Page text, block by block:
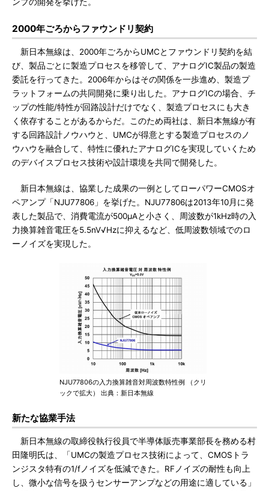
2000年ごろからファウンドリ契約
新日本無線は、2000年ごろからUMCとファウンドリ契約を結
び、製品ごとに製造プロセスを移管して、アナログIC製品の製造
委託を行ってきた。2006年からはその関係を一歩進め、製造プ
ラットフォームの共同開発に乗り出した。アナログICの場合、チ
ップの性能/特性が回路設計だけでなく、製造プロセスにも大き
く依存することがあるからだ。このため両社は、新日本無線が有
する回路設計ノウハウと、UMCが得意とする製造プロセスのノ
ウハウを融合して、特性に優れたアナログICを実現していくため
のデバイスプロセス技術や設計環境を共同で開発した。
新日本無線は、協業した成果の一例としてローパワーCMOSオ
ペアンプ「NJU77806」を挙げた。NJU77806は2013年10月に発
表した製品で、消費電流が500μAと小さく、周波数が1kHz時の入
力換算雑音電圧を5.5nV√Hzに抑えるなど、低周波数領域でのロ
ーノイズを実現した。
NJU77806の入力換算雑音対周波数特性例 （クリ
ックで拡大） 出典：新日本無線
新たな協業手法
新日本無線の取締役執行役員で半導体販売事業部長を務める村
田隆明氏は、「UMCの製造プロセス技術によって、CMOSトラ
ンジスタ特有の1/fノイズを低減できた。RFノイズの耐性も向上
し、微小な信号を扱うセンサーアンプなどの用途に適している」